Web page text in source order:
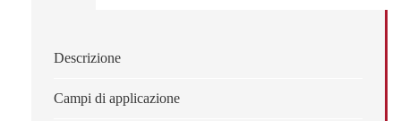
Descrizione
Campi di applicazione